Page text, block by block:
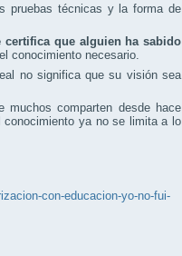
pruebas técnicas y la forma de
que alguien ha sabido
conocimiento necesario.
no significa que su visión sea
muchos comparten desde hace
conocimiento ya no se limita a lo
con-educacion-yo-no-fui-